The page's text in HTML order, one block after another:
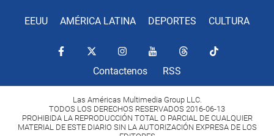
EEUU AMÉRICA LATINA DEPORTES CULTURA
Contactenos RSS
Las Américas Multimedia Group LLC.
TODOS LOS DERECHOS RESERVADOS 2016-06-13
PROHIBIDA LA REPRODUCCIÓN TOTAL O PARCIAL DE CUALQUIER
MATERIAL DE ESTE DIARIO SIN LA AUTORIZACIÓN EXPRESA DE LOS